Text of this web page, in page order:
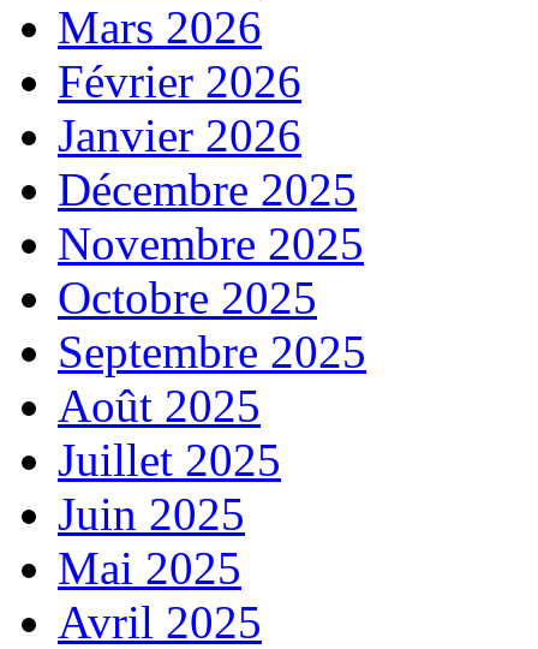
Mars 2026
Février 2026
Janvier 2026
Décembre 2025
Novembre 2025
Octobre 2025
Septembre 2025
Août 2025
Juillet 2025
Juin 2025
Mai 2025
Avril 2025